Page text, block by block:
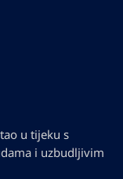
u tijeku s
i uzbudljivim